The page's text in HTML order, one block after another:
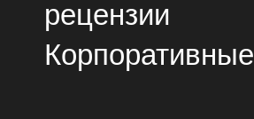
рецензии
Корпоративные